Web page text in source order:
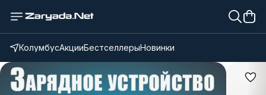
КолумбусАкцииБестселлерыНовинки